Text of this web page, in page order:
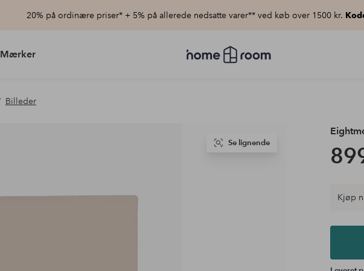
20% på ordinære priser* + 5% på allerede nedsatte varer** ved køb over 1500 kr.
Mærker
Homeroom
–
Billeder
Se lignende
Kjøp